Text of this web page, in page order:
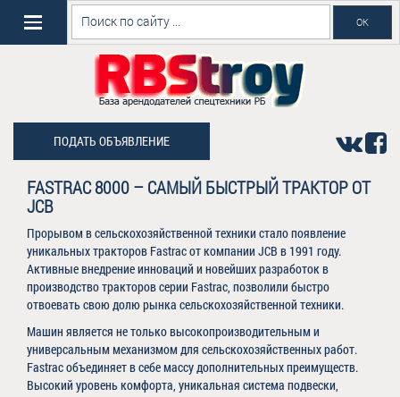
ПОДАТЬ ОБЪЯВЛЕНИЕ
FASTRAC 8000 – САМЫЙ БЫСТРЫЙ ТРАКТОР ОТ
JCB
Прорывом в сельскохозяйственной техники стало появление
уникальных тракторов Fastrac от компании JCB в 1991 году.
Активные внедрение инноваций и новейших разработок в
производство тракторов серии Fastrac, позволили быстро
отвоевать свою долю рынка сельскохозяйственной техники.
Машин является не только высокопроизводительным и
универсальным механизмом для сельскохозяйственных работ.
Fastrac объединяет в себе массу дополнительных преимуществ.
Высокий уровень комфорта, уникальная система подвески,